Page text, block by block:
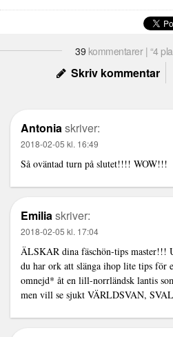
39 kommentarer | “4
Skriv kommentar
Antonia skriver:
2018-02-05 kl. 16:49
Så oväntad turn på slutet!!!! WOW!!!
Emilia skriver:
2018-02-05 kl. 17:04
ÄLSKAR dina fäschön-tips master!!!
du har ork att slänga ihop lite tips för
omnejd* åt en lill-norrländsk lantis
men vill se sjukt VÄRLDSVAN,